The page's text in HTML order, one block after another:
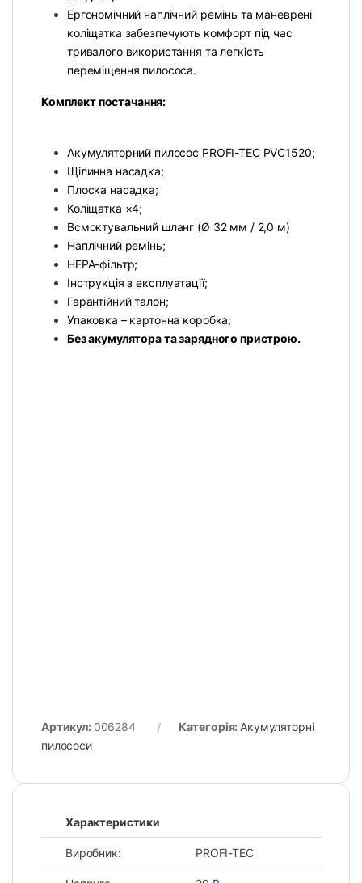
Ергономічний наплічний ремінь та маневрені
коліщатка забезпечують комфорт під час
тривалого використання та легкість
переміщення пилососа.
Комплект постачання:
Акумуляторний пилосос PROFI-TEC PVC1520;
Щілинна насадка;
Плоска насадка;
Коліщатка ×4;
Всмоктувальний шланг (Ø 32 мм / 2,0 м)
Наплічний ремінь;
HEPA-фільтр;
Інструкція з експлуатації;
Гарантійний талон;
Упаковка – картонна коробка;
Без акумулятора та зарядного пристрою.
Артикул: 006284 Категорія: Акумуляторні
пилососи
Характеристики
Виробник: PROFI-TEC